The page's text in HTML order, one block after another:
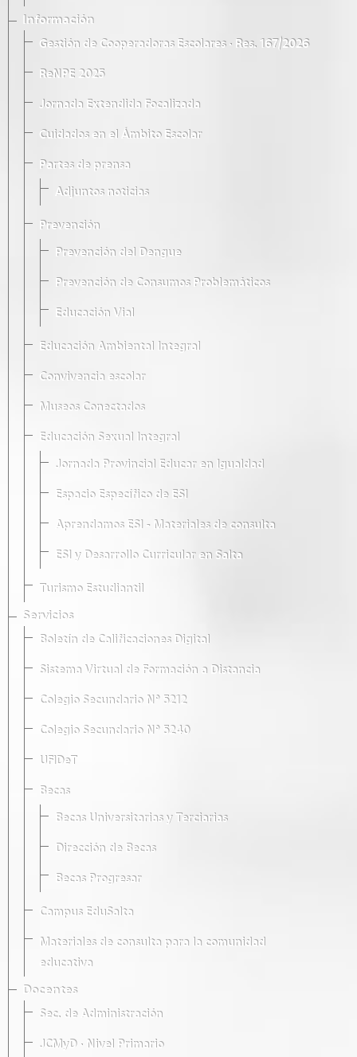
Información
Gestión de Cooperadoras Escolares · Res. 167/2026
ReNPE 2025
Jornada Extendida Focalizada
Cuidados en el Ámbito Escolar
Partes de prensa
Adjuntos noticias
Prevención
Prevención del Dengue
Prevención de Consumos Problemáticos
Educación Vial
Educación Ambiental Integral
Convivencia escolar
Museos Conectados
Educación Sexual Integral
Jornada Provincial Educar en Igualdad
Espacio Específico de ESI
Aprendamos ESI - Materiales de consulta
ESI y Desarrollo Curricular en Salta
Turismo Estudiantil
Servicios
Boletín de Calificaciones Digital
Sistema Virtual de Formación a Distancia
Colegio Secundario Nº 5212
Colegio Secundario Nº 5240
UFIDeT
Becas
Becas Universitarias y Terciarias
Dirección de Becas
Becas Progresar
Campus EduSalta
Materiales de consulta para la comunidad
educativa
Docentes
Sec. de Administración
JCMyD · Nivel Primario